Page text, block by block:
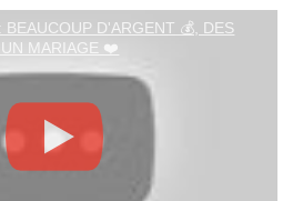
BEAUCOUP D'ARGENT 💰, DES
MARIAGE ❤️
sur la rencontre
si mon futur partenaire est
La compatibilité se détecte
de vos valeurs, de vos projets et
L’astrologie en ligne et